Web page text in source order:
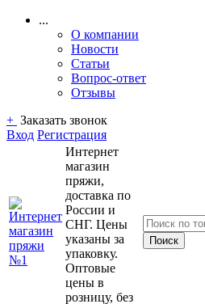
...
О компании
Новости
Статьи
Вопрос-ответ
Отзывы
+ Заказать звонок
Вход Регистрация
Интернет
магазин
пряжи,
доставка по
России и
СНГ. Цены
указаны за
упаковку.
Оптовые
цены в
розницу, без